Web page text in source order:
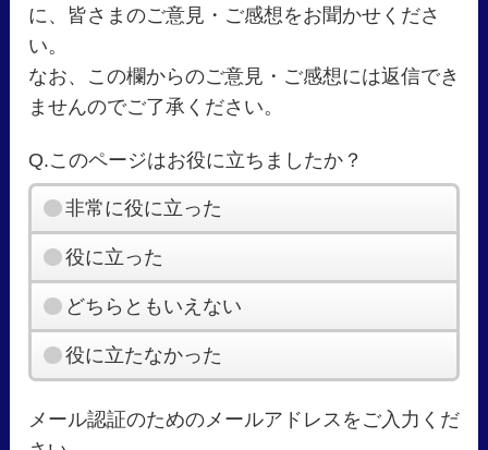
に、皆さまのご意見・ご感想をお聞かせくださ
い。
なお、この欄からのご意見・ご感想には返信でき
ませんのでご了承ください。
Q.このページはお役に立ちましたか？
非常に役に立った
役に立った
どちらともいえない
役に立たなかった
メール認証のためのメールアドレスをご入力くだ